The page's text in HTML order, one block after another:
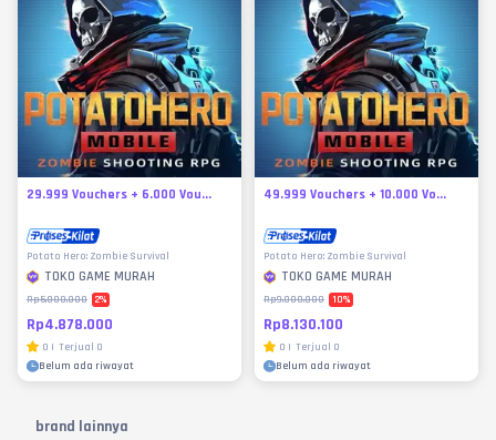
29.999 Vouchers + 6.000 Vou...
Potato Hero: Zombie Survival
TOKO GAME MURAH
Rp5.000.000 2%
Rp4.878.000
0 | Terjual 0
Belum ada riwayat
49.999 Vouchers + 10.000 Vo...
Potato Hero: Zombie Survival
TOKO GAME MURAH
Rp9.000.000 10%
Rp8.130.100
0 | Terjual 0
Belum ada riwayat
brand lainnya